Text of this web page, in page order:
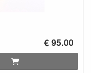
€ 95.00